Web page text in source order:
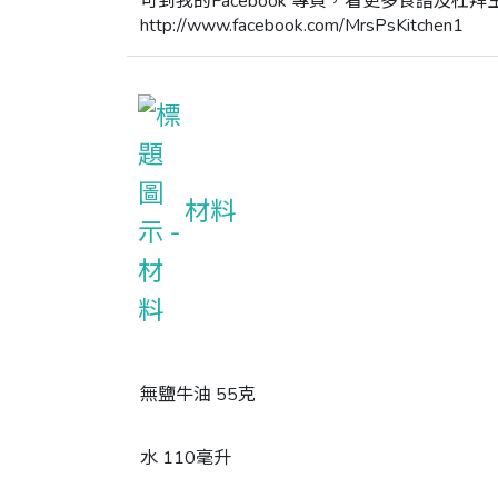
http://www.facebook.com/MrsPsKitchen1
材料
無鹽牛油 55克
水 110毫升